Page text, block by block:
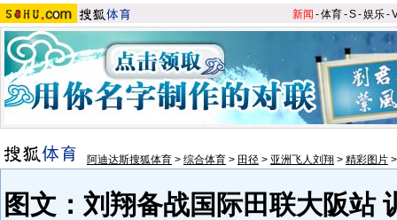
新闻 -体育-S-娱乐-
阿迪达斯搜狐体育 > 综合体育 > 田径 > 亚洲飞人刘翔 > 精彩图片
图文：刘翔备战国际田联大阪站